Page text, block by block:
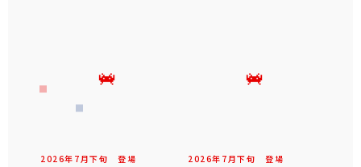
2026年 7 月下旬 登場 2026年 7 月下旬 登場